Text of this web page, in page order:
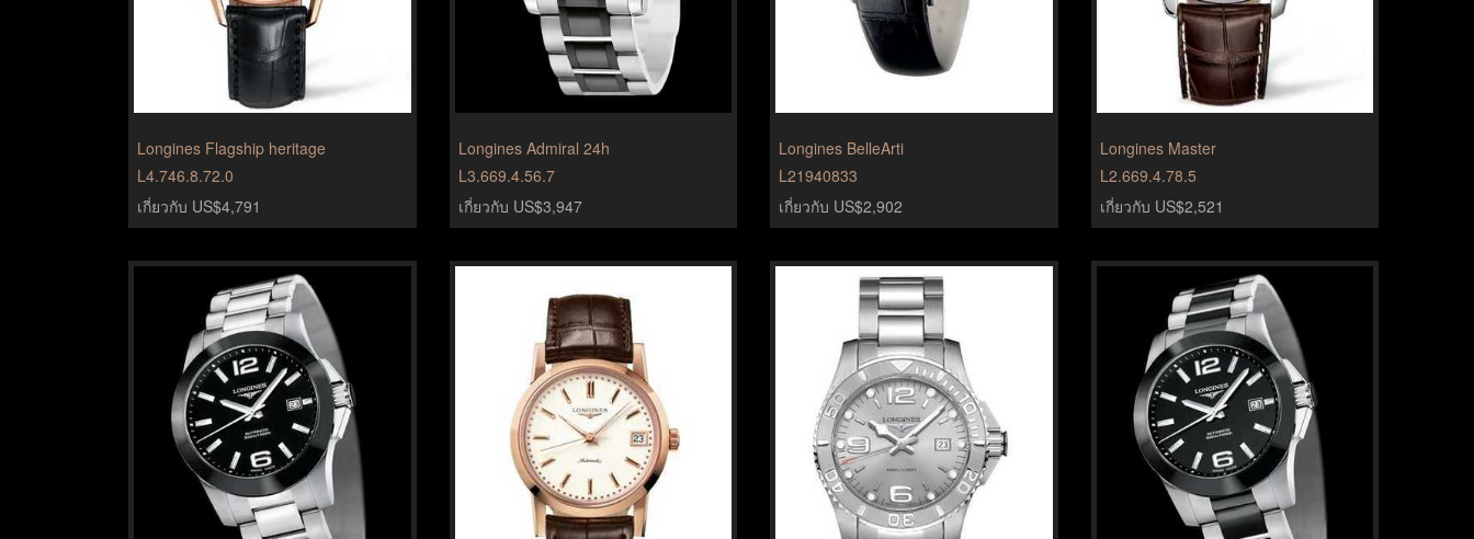
Longines Flagship heritage
L4.746.8.72.0
เกี่ยวกับ US$4,791
Longines Admiral 24h
L3.669.4.56.7
เกี่ยวกับ US$3,947
Longines BelleArti
L21940833
เกี่ยวกับ US$2,902
Longines Master
L2.669.4.78.5
เกี่ยวกับ US$2,521